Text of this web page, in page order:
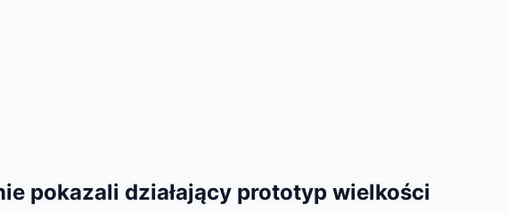
pokazali działający prototyp wielkości